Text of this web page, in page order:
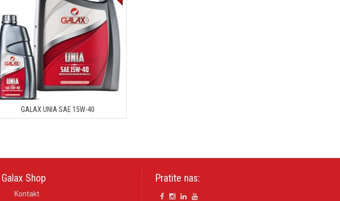
GALAX UNIA SAE 15W-40
Galax Shop
Kontakt
Pratite nas: